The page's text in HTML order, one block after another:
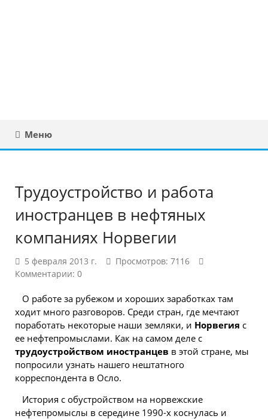
Меню
Трудоустройство и работа
иностранцев в нефтяных
компаниях Норвегии
5 февраля 2013 г.
Просмотров: 7116
Комментарии: 0
О работе за рубежом и хороших заработках там
ходит много разговоров. Среди стран, где мечтают
поработать некоторые наши земляки, и Норвегия с
ее нефтепромыслами. Как на самом деле с
трудоустройством иностранцев в этой стране, мы
попросили узнать нашего нештатного
корреспондента в Осло.
История с обустройством на норвежские
нефтепромыслы в середине 1990-х коснулась и